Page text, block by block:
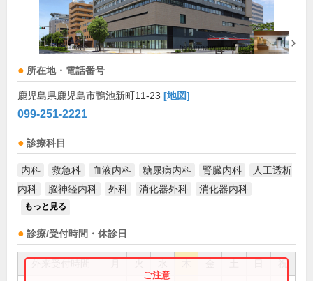
所在地・電話番号
鹿児島県鹿児島市鴨池新町11-23 [地図]
099-251-2221
診療科目
内科 救急科 血液内科 糖尿病内科 腎臓内科
人工透析
内科
脳神経内科 外科 消化器外科 消化器内科
もっと見る
診療/受付時間・休診日
祝